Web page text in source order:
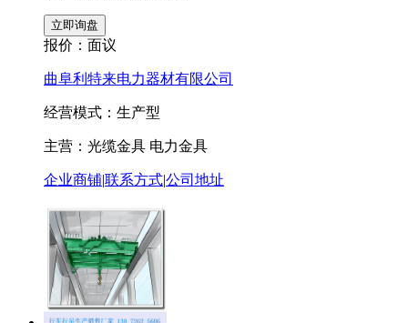
报价： 面议
曲阜利特来电力器材有限公司
经营模式：生产型
主营：光缆金具 电力金具
企业商铺|联系方式|公司地址